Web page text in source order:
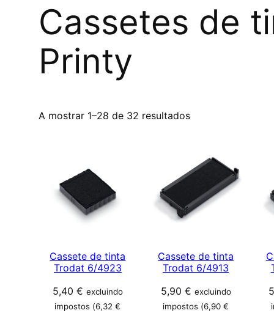
Cassetes de
Printy
A mostrar 1–28 de 32 resultadosC
s
f
i
d
o
p
o
Cassete de tinta
Trodat 6/4923
5,40 € excluindo
impostos (6,32€
Cassete de tinta
Trodat 6/4913
5,90 € excluindo
impostos (6,90€